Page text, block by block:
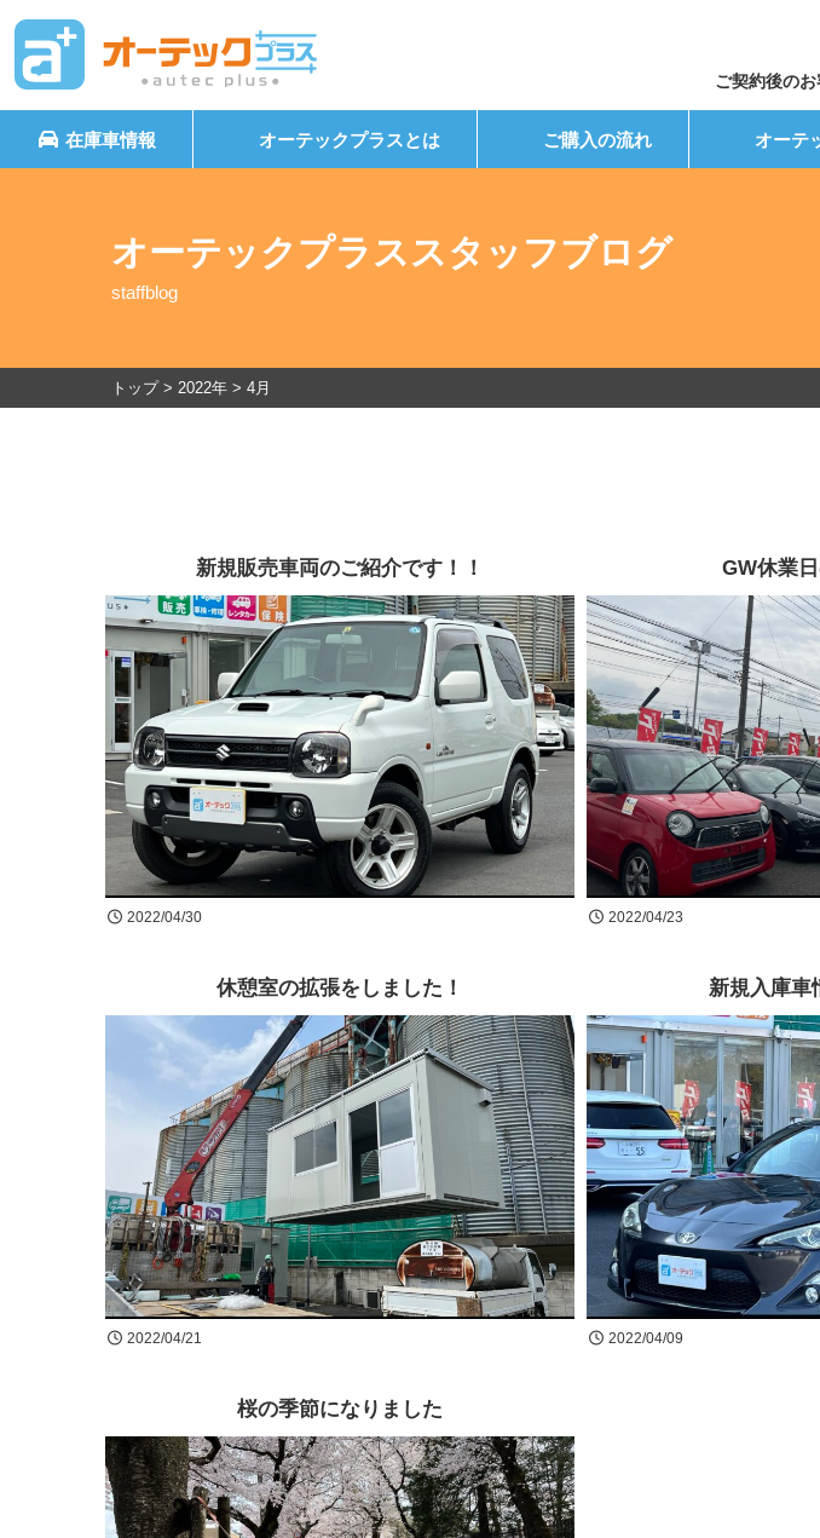
ご契約後の
在庫車情報 オーテックプラスとは ご購入の流れ オーテ
オーテックプラススタッフブログ
staffblog
トップ> 2022年 > 4月
新規販売車両のご紹介です！！
2022/04/30
GW休業
2022/04/23
休憩室の拡張をしました！
2022/04/21
新規入庫車
2022/04/09
桜の季節になりました